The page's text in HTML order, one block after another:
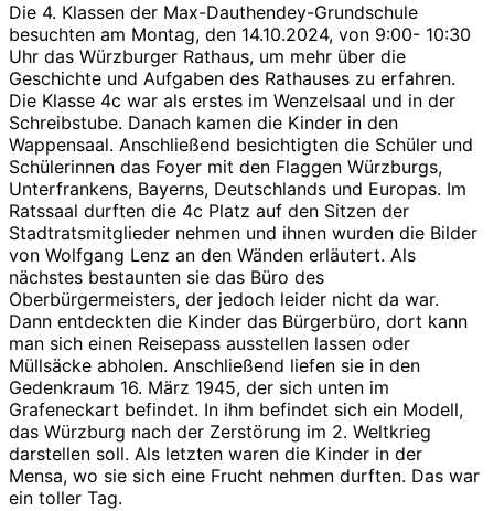
Die 4. Klassen der Max-Dauthendey-Grundschule
besuchten am Montag, den 14.10.2024, von 9:00- 10:30
Uhr das Würzburger Rathaus, um mehr über die
Geschichte und Aufgaben des Rathauses zu erfahren.
Die Klasse 4c war als erstes im Wenzelsaal und in der
Schreibstube. Danach kamen die Kinder in den
Wappensaal. Anschließend besichtigten die Schüler und
Schülerinnen das Foyer mit den Flaggen Würzburgs,
Unterfrankens, Bayerns, Deutschlands und Europas. Im
Ratssaal durften die 4c Platz auf den Sitzen der
Stadtratsmitglieder nehmen und ihnen wurden die Bilder
von Wolfgang Lenz an den Wänden erläutert. Als
nächstes bestaunten sie das Büro des
Oberbürgermeisters, der jedoch leider nicht da war.
Dann entdeckten die Kinder das Bürgerbüro, dort kann
man sich einen Reisepass ausstellen lassen oder
Müllsäcke abholen. Anschließend liefen sie in den
Gedenkraum 16. März 1945, der sich unten im
Grafeneckart befindet. In ihm befindet sich ein Modell,
das Würzburg nach der Zerstörung im 2. Weltkrieg
darstellen soll. Als letzten waren die Kinder in der
Mensa, wo sie sich eine Frucht nehmen durften. Das war
ein toller Tag.